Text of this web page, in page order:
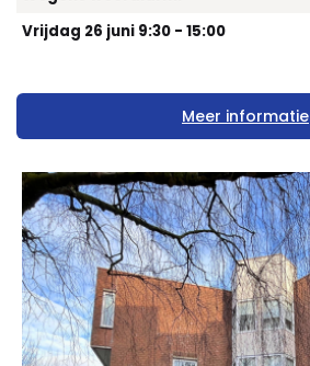
Vrijdag 26 juni 9:30 - 15:00
Meer informatie